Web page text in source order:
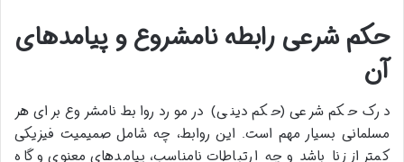
حکم شرعی رابطه نامشروع و پیامدهای
آن
درک حکم شرعی (حکم دینی) در مورد روابط نامشروع برای هر
مسلمانی بسیار مهم است. این روابط، چه شامل صمیمیت فیزیکی
کمتر از زنا باشد و چه ارتباطات نامناسب، پیامدهای معنوی و گاه